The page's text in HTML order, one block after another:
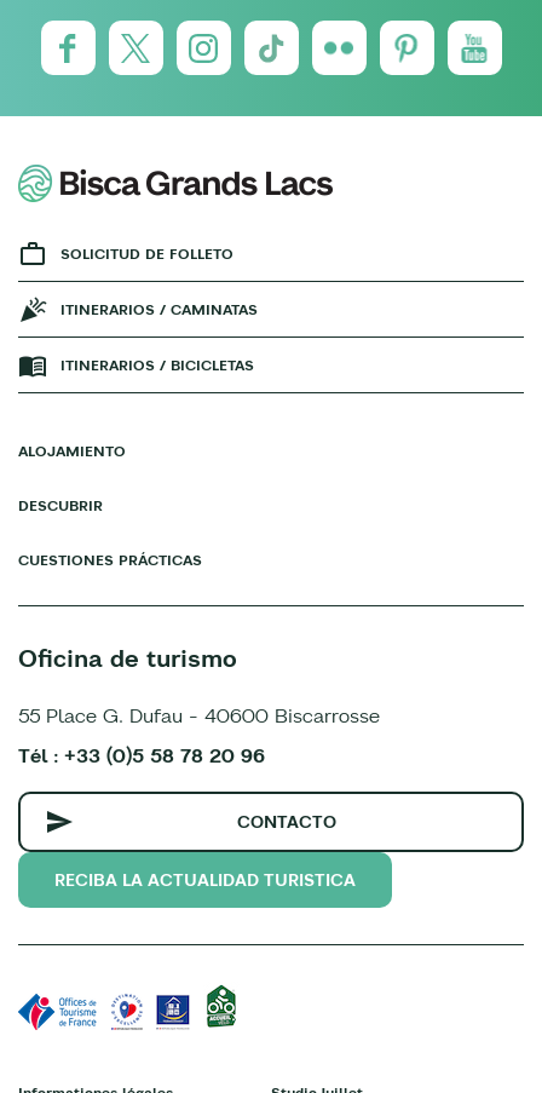
SOLICITUD DE FOLLETO
ITINERARIOS / CAMINATAS
ITINERARIOS / BICICLETAS
ALOJAMIENTO
DESCUBRIR
CUESTIONES PRÁCTICAS
Oficina de turismo
55 Place G. Dufau - 40600 Biscarrosse
Tél : +33 (0)5 58 78 20 96
CONTACTO
RECIBA LA ACTUALIDAD TURISTICA